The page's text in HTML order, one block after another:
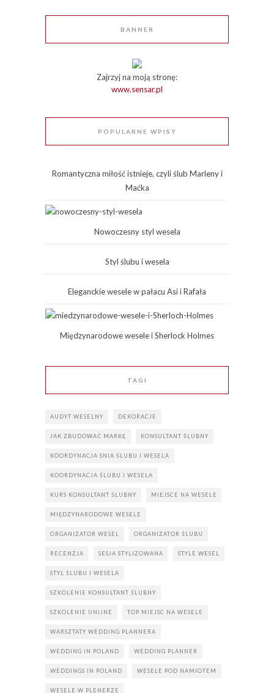
BANNER
Zajrzyj na moją stronę:
www.sensar.pl
POPULARNE WPISY
Romantyczna miłość istnieje, czyli ślub Marleny i
Maćka
Nowoczesny styl wesela
Styl ślubu i wesela
Eleganckie wesele w pałacu Asi i Rafała
Międzynarodowe wesele i Sherlock Holmes
TAGI
AUDYT WESELNY DEKORACJE
JAK ZBUDOWAĆ MARKĘ KONSULTANT ŚLUBNY
KOORDYNACJA SNIA ŚLUBU I WESELA
KOORDYNACJA ŚLUBU I WESELA
KURS KONSULTANT ŚLUBNY MIEJSCE NA WESELE
MIĘDZYNARODOWE WESELE
ORGANIZATOR WESEL ORGANIZATOR ŚLUBU
RECENZJA SESJA STYLIZOWANA STYLE WESEL
STYL ŚLUBU I WESELA
SZKOLENIE KONSULTANT ŚLUBNY
SZKOLENIE UNIJNE TOP MIEJSC NA WESELE
WARSZTATY WEDDING PLANNERA
WEDDING IN POLAND WEDDING PLANNER
WEDDINGS IN POLAND WESELE POD NAMIOTEM
WESELE W PLENERZE